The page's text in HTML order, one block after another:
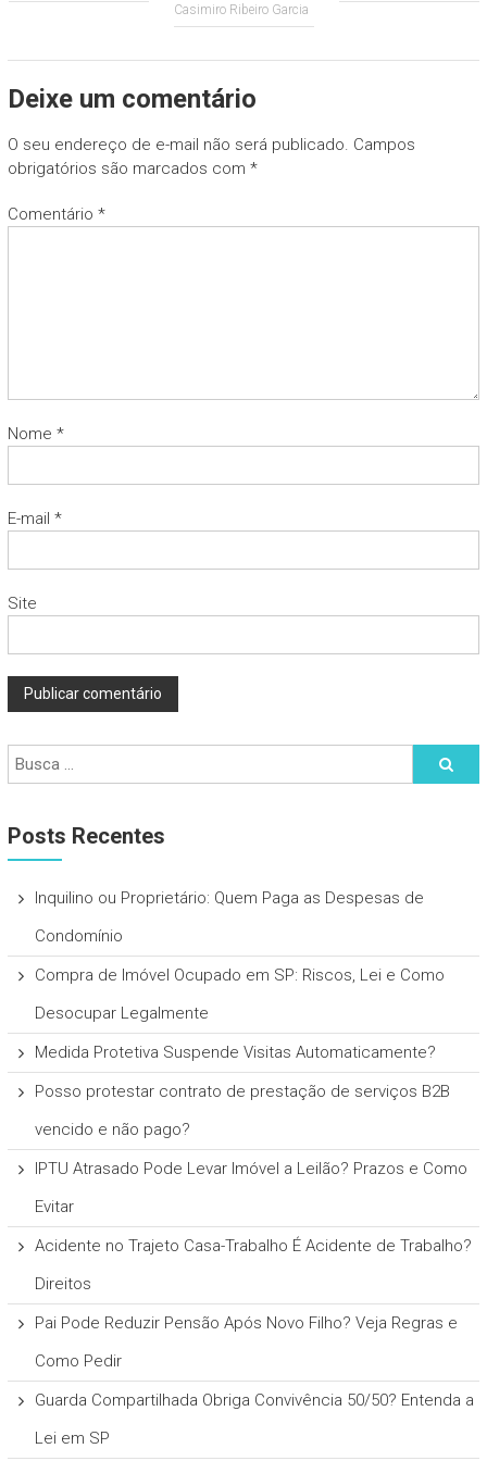
Casimiro Ribeiro Garcia
Deixe um comentário
O seu endereço de e-mail não será publicado. Campos
obrigatórios são marcados com *
Comentário *
Nome *
E-mail *
Site
Posts Recentes
Inquilino ou Proprietário: Quem Paga as Despesas de
Condomínio
Compra de Imóvel Ocupado em SP: Riscos, Lei e Como
Desocupar Legalmente
Medida Protetiva Suspende Visitas Automaticamente?
Posso protestar contrato de prestação de serviços B2B
vencido e não pago?
IPTU Atrasado Pode Levar Imóvel a Leilão? Prazos e Como
Evitar
Acidente no Trajeto Casa-Trabalho É Acidente de Trabalho?
Direitos
Pai Pode Reduzir Pensão Após Novo Filho? Veja Regras e
Como Pedir
Guarda Compartilhada Obriga Convivência 50/50? Entenda a
Lei em SP